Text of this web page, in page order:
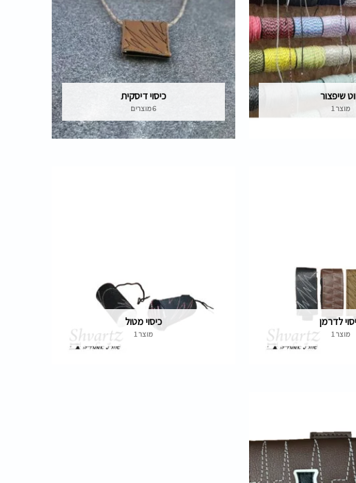
שיפצור
מוצר 1
כיסוי דיסקית
6 מוצרים
לדרמן
מוצר 1
כיסוי מטול
מוצר 1